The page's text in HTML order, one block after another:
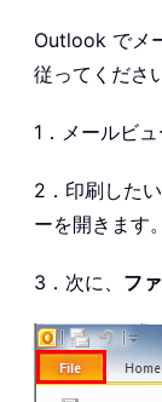
Outlook でメ
従ってくださ
1．メールビ
2．印刷した
ーを開きます。
3．次に、 フ